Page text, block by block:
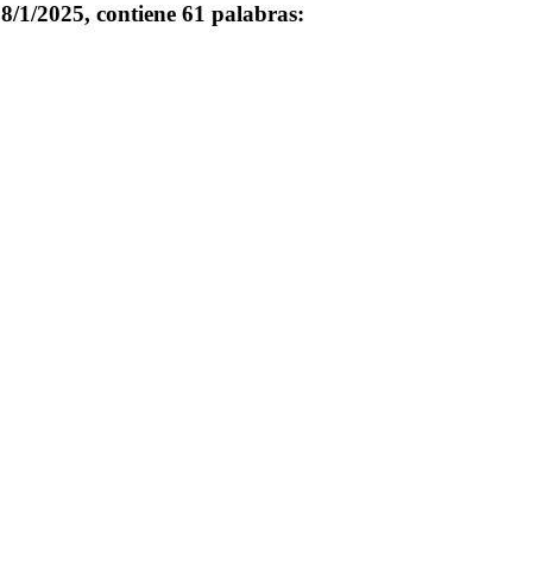
8/1/2025, contiene 61 palabras: